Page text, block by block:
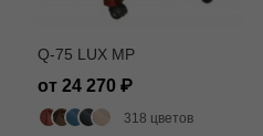
Q-75 LUX MP
от 24 270
318 цветов